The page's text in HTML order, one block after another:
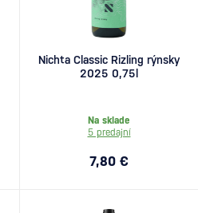
Nichta Classic Rizling rýnsky
2025 0,75l
Na sklade
5 predajní
7,80 €